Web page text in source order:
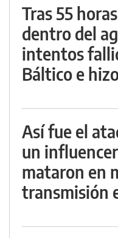
Tras 55
dentro del
intentos
Báltico e
Así fue el
un
mataron en
transmisión